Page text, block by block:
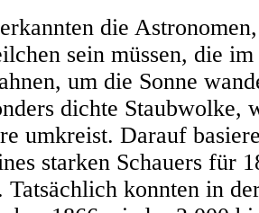
die
sein müssen, die
um die Sonne
dichte Staubwolke,
umkreist. Darauf
starken Schauers für
Tatsächlich konnten in